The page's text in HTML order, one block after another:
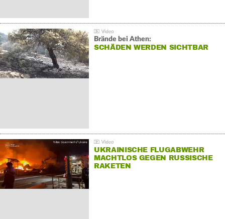
Brände bei Athen:
SCHÄDEN WERDEN SICHTBAR
UKRAINISCHE FLUGABWEHR
MACHTLOS GEGEN RUSSISCHE
RAKETEN